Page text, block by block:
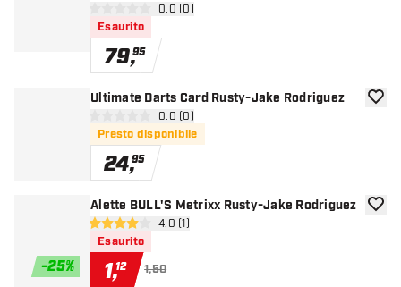
apri pannello recensioni
0 stelle di valutazione
0.0 (0)
Esaurito
79,95
Ultimate Darts Card Rusty-Jake Rodriguez
apri pannello recensioni
0 stelle di valutazione
0.0 (0)
Presto disponibile
24,95
-25%
Alette BULL'S Metrixx Rusty-Jake Rodriguez
apri pannello recensioni
4 stelle di valutazione
4.0 (1)
Esaurito
1,12 1,50